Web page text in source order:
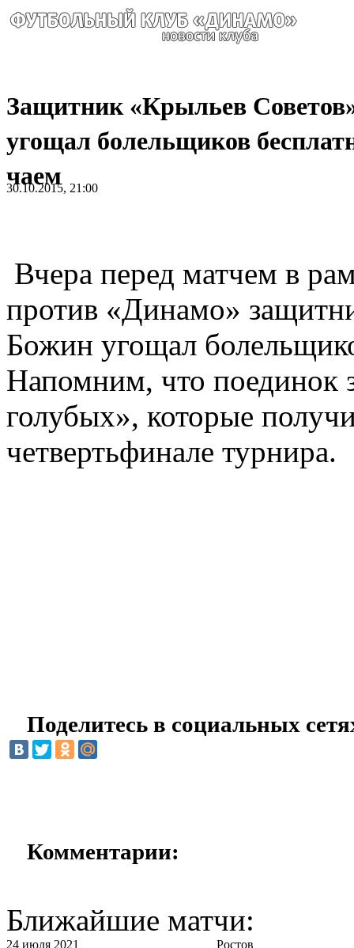
Защитник «Крыльев
угощал болельщиков
чаем
30.10.2015, 21:00
Вчера перед матчем в
против «Динамо»
Божин угощал
Напомним, что поединок
голубых», которые
четвертьфинале турнира.
Поделитесь в социальных
Комментарии:
Ближайшие матчи:
24 июля 2021
Ростов